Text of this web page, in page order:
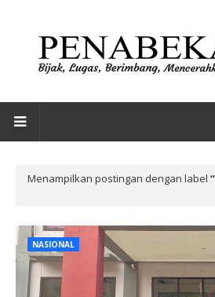
Menampilkan postingan dengan label
NASIONAL